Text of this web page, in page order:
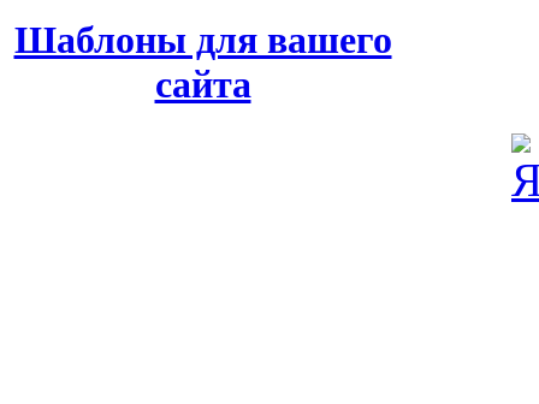
Шаблоны для вашего
сайта